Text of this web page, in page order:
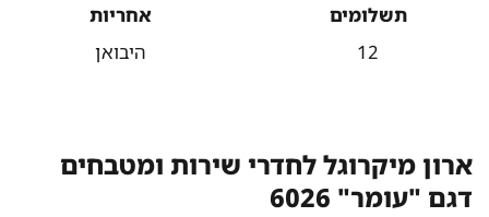
תשלומים
12
אחריות
היבואן
ארון מיקרוגל לחדרי שירות ומטבחים
דגם "עומר" 6026